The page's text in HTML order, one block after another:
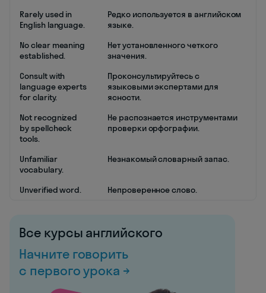
Rarely used in
English language.
Редко используется в английском
языке.
No clear meaning
established.
Нет установленного четкого
значения.
Consult with
language experts
for clarity.
Проконсультируйтесь с
языковыми экспертами для
ясности.
Not recognized
by spellcheck
tools.
Не распознается инструментами
проверки орфографии.
Unfamiliar
vocabulary.
Незнакомый словарный запас.
Unverified word. Непроверенное слово.
Все курсы английского
Начните говорить
с первого урока →